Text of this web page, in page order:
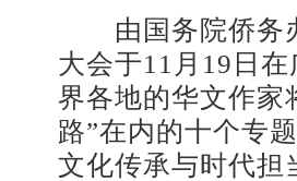
由国务院侨务办
大会于11月19日
界各地的华文作家
路”在内的十个专
文化传承与时代担